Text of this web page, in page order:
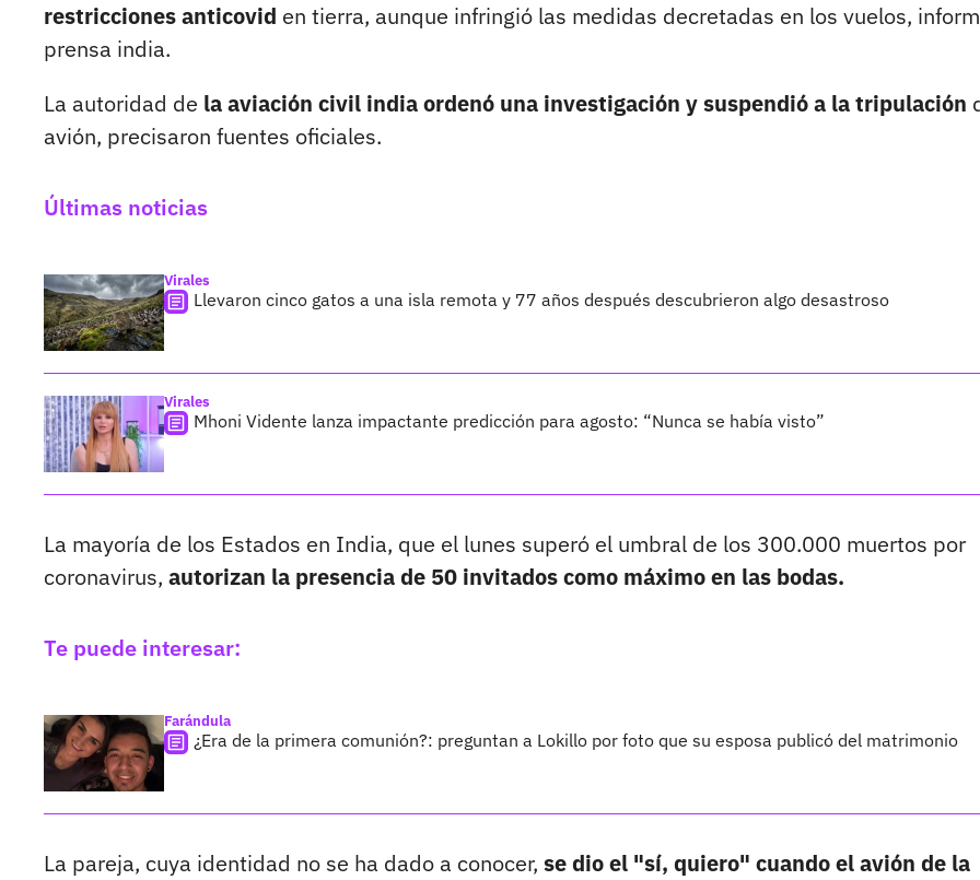
restricciones anticovid en tierra, aunque infringió las medidas decretadas en los vuelos,
prensa india.
La autoridad de la aviación civil india ordenó una investigación y suspendió a la tripulación
avión, precisaron fuentes oficiales.
Últimas noticias
Virales
Llevaron cinco gatos a una isla remota y 77 años después descubrieron algo desastroso
Virales
Mhoni Vidente lanza impactante predicción para agosto: “Nunca se había visto”
La mayoría de los Estados en India, que el lunes superó el umbral de los 300.000 muertos por
coronavirus, autorizan la presencia de 50 invitados como máximo en las bodas.
Te puede interesar:
Farándula
¿Era de la primera comunión?: preguntan a Lokillo por foto que su esposa publicó del matrimonio
La pareja, cuya identidad no se ha dado a conocer, se dio el "sí, quiero" cuando el avión de la